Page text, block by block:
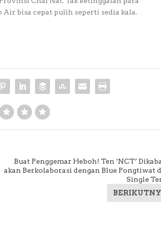
Air bisa cepat pulih seperti sedia kala.
Buat Penggemar Heboh! Ten ‘NCT’
akan Berkolaborasi dengan Blue Pongtiwat
Single